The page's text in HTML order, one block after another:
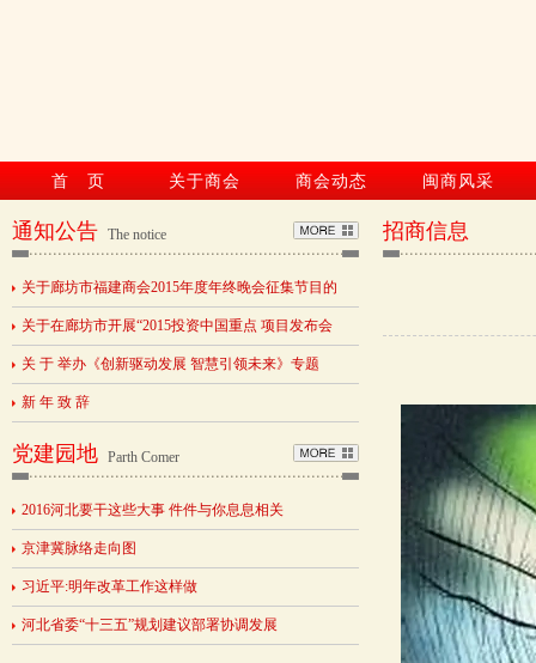
首 页 关于商会 商会动态 闽商风采
通知公告 The notice
关于廊坊市福建商会2015年度年终晚会征集节目的
关于在廊坊市开展“2015投资中国重点 项目发布会
关 于 举办《创新驱动发展 智慧引领未来》专题
新 年 致 辞
党建园地 Parth Comer
2016河北要干这些大事 件件与你息息相关
京津冀脉络走向图
习近平:明年改革工作这样做
河北省委“十三五”规划建议部署协调发展
招商信息